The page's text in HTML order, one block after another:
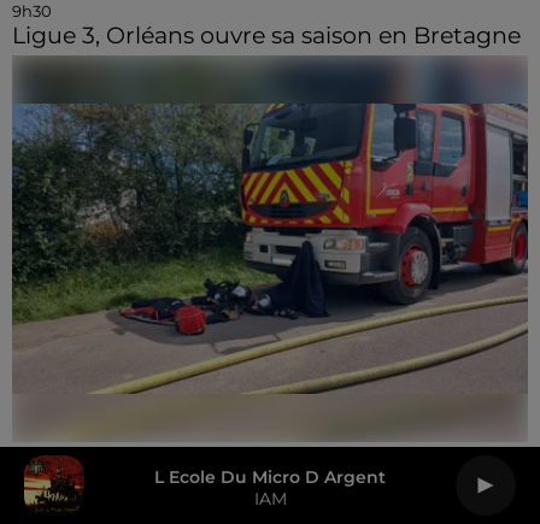
L Ecole Du Micro D Argent
IAM
9h30
Ligue 3, Orléans ouvre sa saison en Bretagne
9h14
Près d'une vingtaine de pompiers mobilisés
pour un feu à...